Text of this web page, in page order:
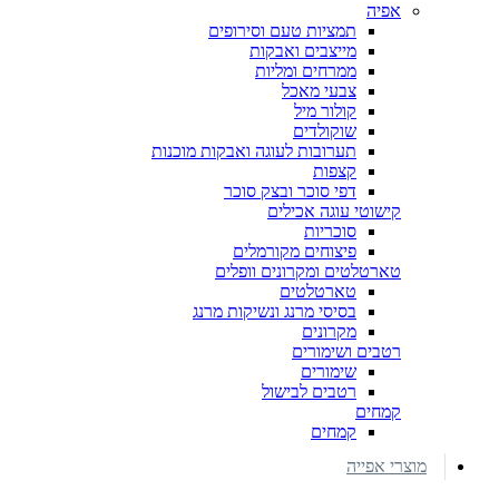
אפיה
תמציות טעם וסירופים
מייצבים ואבקות
ממרחים ומליות
צבעי מאכל
קולור מיל
שוקולדים
תערובות לעוגה ואבקות מוכנות
קצפות
דפי סוכר ובצק סוכר
קישוטי עוגה אכילים
סוכריות
פיצוחים מקורמלים
טארטלטים ומקרונים וופלים
טארטלטים
בסיסי מרנג ונשיקות מרנג
מקרונים
רטבים ושימורים
שימורים
רטבים לבישול
קמחים
קמחים
מוצרי אפייה